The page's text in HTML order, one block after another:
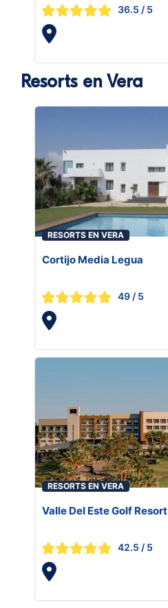
36.5 / 5
Resorts en Vera
RESORTS EN VERA
Cortijo Media Legua
49 / 5
RESORTS EN VERA
Valle Del Este Golf Resort
42.5 / 5